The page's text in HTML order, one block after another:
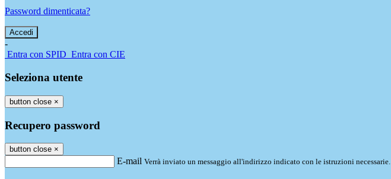
Password dimenticata?
-
Entra con SPID Entra con CIE
Seleziona utente
button close ×
Recupero password
button close ×
E-mail Verrà inviato un messaggio all'indirizzo indicato con le istruzioni necessarie.